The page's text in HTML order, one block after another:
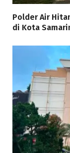
Polder Air
di Kota